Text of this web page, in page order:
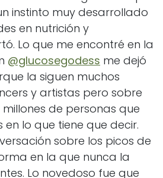
instinto muy desarrollado
en nutrición y
Lo que me encontré en la
@glucosegodess me dejó
la siguen muchos
y artistas pero sobre
de personas que
lo que tiene que decir.
sobre los picos de
en la que nunca la
Lo novedoso fue que